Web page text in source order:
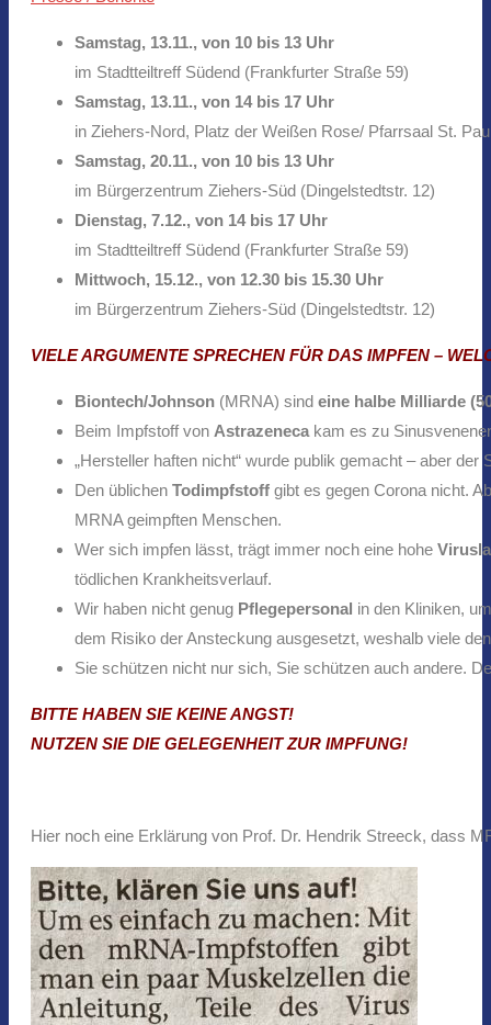
Samstag, 13.11., von 10 bis 13 Uhr
im Stadtteiltreff Südend (Frankfurter Straße 59)
Samstag, 13.11., von 14 bis 17 Uhr
in Ziehers-Nord, Platz der Weißen Rose/ Pfarrsaal St.
Samstag, 20.11., von 10 bis 13 Uhr
im Bürgerzentrum Ziehers-Süd (Dingelstedtstr. 12)
Dienstag, 7.12., von 14 bis 17 Uhr
im Stadtteiltreff Südend (Frankfurter Straße 59)
Mittwoch, 15.12., von 12.30 bis 15.30 Uhr
im Bürgerzentrum Ziehers-Süd (Dingelstedtstr. 12)
VIELE ARGUMENTE SPRECHEN FÜR DAS IMPFEN –
Biontech/Johnson (MRNA) sind eine halbe Milliarde
Beim Impfstoff von Astrazeneca kam es zu
„Hersteller haften nicht“ wurde publik gemacht – aber
Den üblichen Todimpfstoff gibt es gegen Corona nicht.
MRNA geimpften Menschen.
Wer sich impfen lässt, trägt immer noch eine hohe
tödlichen Krankheitsverlauf.
Wir haben nicht genug Pflegepersonal in den Kliniken,
dem Risiko der Ansteckung ausgesetzt, weshalb viele
Sie schützen nicht nur sich, Sie schützen auch andere.
BITTE HABEN SIE KEINE ANGST!
NUTZEN SIE DIE GELEGENHEIT ZUR IMPFUNG!
Hier noch eine Erklärung von Prof. Dr. Hendrik Streeck, dass